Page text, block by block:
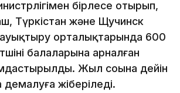
бірлесе отырып,
Түркістан және Щучинск
орталықтарында 600
балаларына арналған
Жыл соңына дейін
жіберіледі.